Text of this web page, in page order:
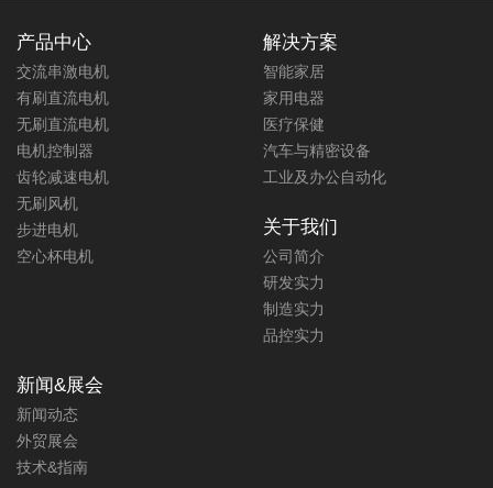
无刷电机
扭力:492 mN.m
功率:90 W
产品中心
交流串激电机
有刷直流电机
无刷直流电机
电机控制器
齿轮减速电机
无刷风机
步进电机
空心杯电机
解决方案
智能家居
家用电器
医疗保健
汽车与精密设备
工业及办公自动化
关于我们
公司简介
研发实力
制造实力
品控实力
新闻&展会
新闻动态
外贸展会
技术&指南